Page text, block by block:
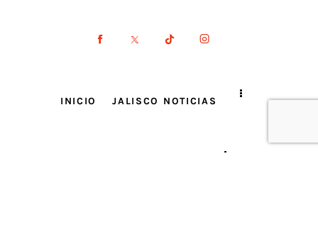
INICIO JALISCO NOTICIAS